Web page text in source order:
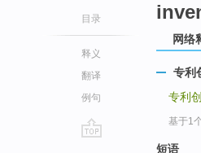
目录
释义
翻译
例句
网络
专利
专利
基于1
短语